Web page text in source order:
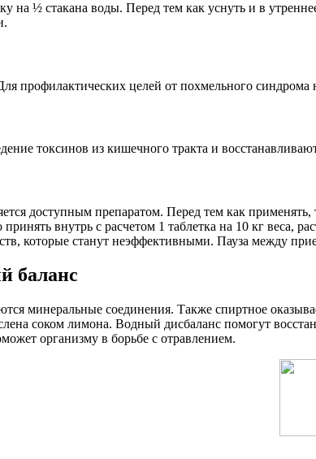
на ½ стакана воды. Перед тем как уснуть и в
профилактических целей от похмельного
токсинов из кишечного тракта и
доступным препаратом. Перед тем как
внутрь с расчетом 1 таблетка на 10 кг веса,
которые станут неэффективными. Пауза между
баланс
минеральные соединения. Также спиртное
соком лимона. Водный дисбаланс помогут
организму в борьбе с отравлением.